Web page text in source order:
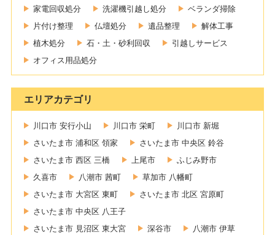
家電回収処分
洗濯機引越し処分
ベランダ掃除
片付け整理
仏壇処分 遺品整理
解体工事
植木処分
石・土・砂利回収
引越しサービス
オフィス用品処分
エリアカテゴリ
川口市 安行小山 川口市 栄町
川口市 新堀
さいたま市 浦和区 領家
さいたま市 中央区 鈴谷
さいたま市 西区 三橋
上尾市
ふじみ野市
久喜市
八潮市 茜町
草加市 八幡町
さいたま市 大宮区 東町
さいたま市 北区 宮原町
さいたま市 中央区 八王子
さいたま市 見沼区 東大宮
深谷市
八潮市 伊草